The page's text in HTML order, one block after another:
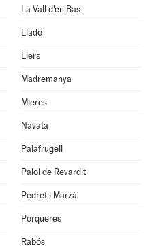
La Vall d'en Bas
Lladó
Llers
Madremanya
Mieres
Navata
Palafrugell
Palol de Revardit
Pedret i Marzà
Porqueres
Rabós